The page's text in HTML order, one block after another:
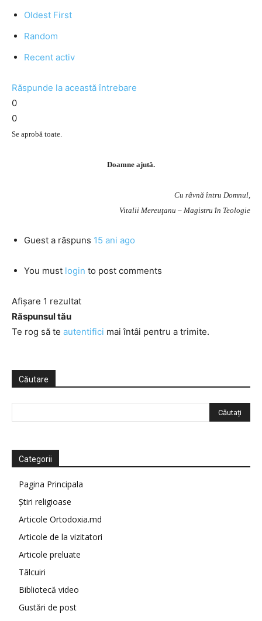
Oldest First
Random
Recent activ
Răspunde la această întrebare
0
0
Se aprobă toate.
Doamne ajută.
Cu râvnă întru Domnul,
Vitalii Mereuţanu – Magistru în Teologie
Guest a răspuns 15 ani ago
You must login to post comments
Afișare 1 rezultat
Răspunsul tău
Te rog să te autentifici mai întâi pentru a trimite.
Căutare
Categorii
Pagina Principala
Știri religioase
Articole Ortodoxia.md
Articole de la vizitatori
Articole preluate
Tâlcuiri
Bibliotecă video
Gustări de post